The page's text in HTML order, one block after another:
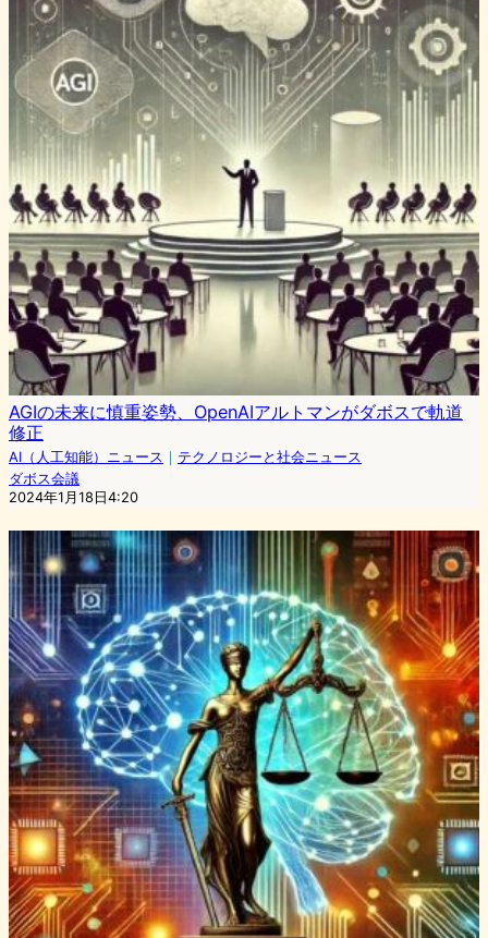
AGIの未来に慎重姿勢、OpenAIアルトマンがダボスで軌道
修正
AI（人工知能）ニュース ｜ テクノロジーと社会ニュース
ダボス会議
2024年1月18日4:20